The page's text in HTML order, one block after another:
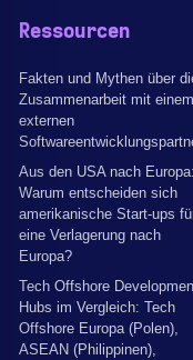
Ressourcen
Fakten und Mythen über
Zusammenarbeit mit einem
externen
Aus den USA nach Europa:
Warum entscheiden sich
amerikanische Start-ups
eine Verlagerung nach
Europa?
Tech Offshore
Hubs im Vergleich: Tech
Offshore Europa (Polen),
ASEAN (Philippinen),